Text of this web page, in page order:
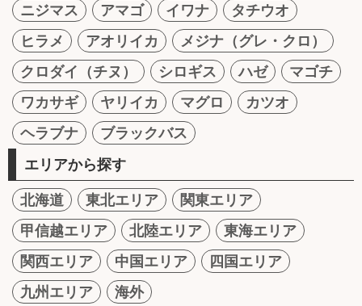
ニジマス
アマゴ イワナ
タチウオ
ヒラメ
アオリイカ
メジナ（グレ・クロ）
クロダイ（チヌ）
シロギス ハゼ
マゴチ
ワカサギ
ヤリイカ マグロ
カツオ
ヘラブナ
ブラックバス
エリアから探す
北海道 東北エリア
関東エリア
甲信越エリア
北陸エリア
東海エリア
関西エリア
中国エリア
四国エリア
九州エリア
海外